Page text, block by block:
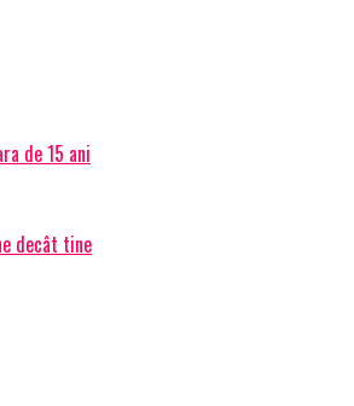
de 15 ani
decât tine